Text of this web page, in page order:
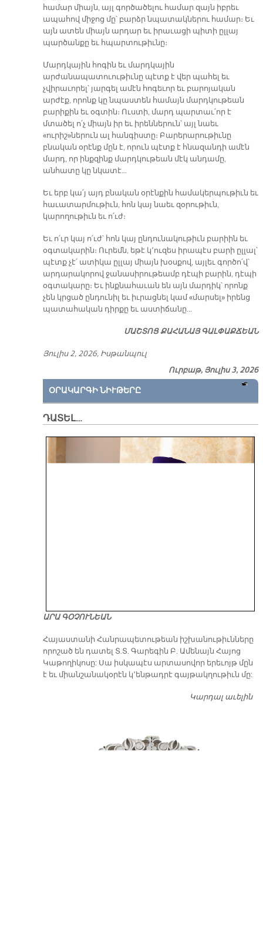
համար միայն, այլ գործածելու համար զայն իբրեւ
ապահով միջոց մը՝ բարձր նպատակներու համար։ Եւ
այն ատեն միայն արդար եւ իրաւացի պիտի ըլլայ
պարծանքը եւ հպարտութիւնը։
Մարդկային հոգին եւ մարդկային
արժանապատուութիւնը պէտք է վեր պահել եւ
չվիրաւորել՝ յարգել ամէն հոգեւոր եւ բարոյական
արժէք, որոնք կը նպաստեն համայն մարդկութեան
բարիքին եւ օգտին։ Ուստի, մարդ պարտաւ՛որ է
մտածել ո՛չ միայն իր եւ իրեններուն՝ այլ նաեւ
«ուրիշ»ներուն ալ հանգիստը։ Բարերարութիւնը
բնական օրէնք մըն է, որուն պէտք է հնազանդի ամէն
մարդ, որ ինքզինք մարդկութեան մէկ անդամը,
անհատը կը նկատէ…
Եւ երբ կա՛յ այդ բնական օրէնքին համակերպութիւն եւ
հաւատարմութիւն, հոն կայ նաեւ զօրութիւն,
կարողութիւն եւ ո՛ւժ։
Եւ ո՛ւր կայ ո՛ւժ՝ հոն կայ ընդունակութիւն բարիին եւ
օգտակարին։ Ուրեմն, եթէ կ՚ուզես իրապէս բարի ըլլալ՝
պէտք չէ՛ ատիկա ըլլայ միայն խօսքով, այլեւ գործո՛վ՝
արդարակորով ջանասիրութեամբ դէպի բարին, դէպի
օգտակարը։ Եւ ինքնահաւան են այն մարդիկ՝ որոնք
չեն կրցած ընդունիլ եւ իւրացնել կամ «մարսել» իրենց
պատահական դիրքը եւ աստիճանը…
ՄԱՇՏՈՑ ՔԱՀԱՆԱՅ ԳԱԼՓԱՔՃԵԱՆ
Յուլիս 2, 2026, Իսթանպուլ
Ուրբաթ, Յուլիս 3, 2026
ՕՐԱԿԱՐԳԻ ՆԻՒԹԵՐԸ
ԴԱՏԵԼ…
ԱՐԱ ԳՕՉՈՒՆԵԱՆ
​Հայաստանի Հանրապետութեան իշխանութիւնները
որոշած են դատել Տ.Տ. Գարեգին Բ. Ամենայն Հայոց
Կաթողիկոսը: Սա իսկապէս արտասովոր երեւոյթ մըն
է եւ միանշանակօրէն կ՚ենթադրէ գայթակղութիւն մը:
Կարդալ աւելին